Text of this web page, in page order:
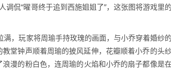
调侃“曜哥终于追到西施姐姐了”，这张图将游戏里的
满，玩家将周瑜手持玫瑰的画面，与小乔穿着婚纱的
堂钟声顺着周瑜的披风延伸，花瓣顺着小乔的头纱
漫的粉白色，连周瑜的火焰和小乔的扇子都像是在